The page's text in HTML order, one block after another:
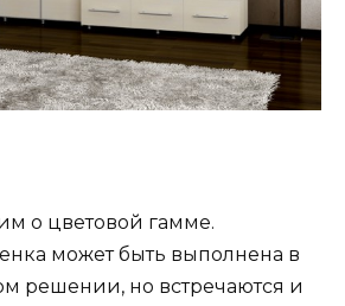
о цветовой гамме.
может быть выполнена в
решении, но встречаются и